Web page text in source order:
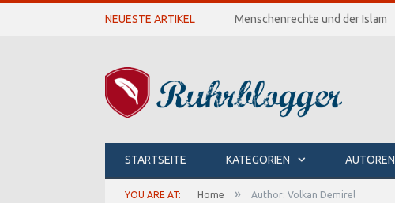
NEUESTE ARTIKEL Menschenrechte und der Islam
STARTSEITE KATEGORIEN AUTOREN
YOU ARE AT: Home » Author: Volkan Demirel